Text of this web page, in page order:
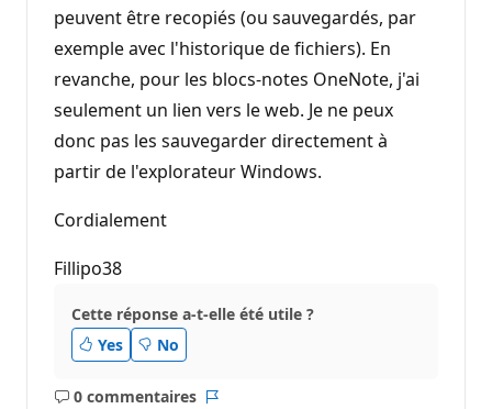
peuvent être recopiés (ou sauvegardés, par
exemple avec l'historique de fichiers). En
revanche, pour les blocs-notes OneNote, j'ai
seulement un lien vers le web. Je ne peux
donc pas les sauvegarder directement à
partir de l'explorateur Windows.
Cordialement
Fillipo38
Cette réponse a-t-elle été utile ?
Yes
No
0 commentaires